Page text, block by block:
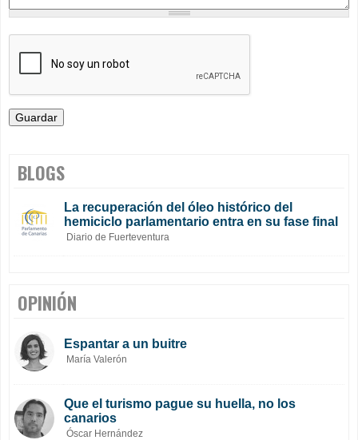
BLOGS
La recuperación del óleo histórico del
hemiciclo parlamentario entra en su fase final
Diario de Fuerteventura
OPINIÓN
Espantar a un buitre
María Valerón
Que el turismo pague su huella, no los
canarios
Óscar Hernández